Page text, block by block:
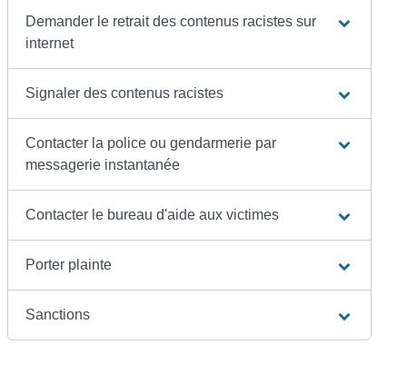
Demander le retrait des contenus racistes sur
internet
Signaler des contenus racistes
Contacter la police ou gendarmerie par
messagerie instantanée
Contacter le bureau d'aide aux victimes
Porter plainte
Sanctions